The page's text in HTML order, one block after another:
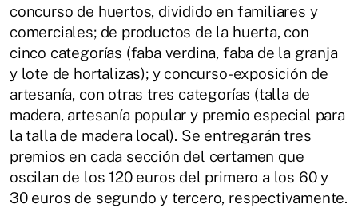
concurso de huertos, dividido en familiares y
comerciales; de productos de la huerta, con
cinco categorías (faba verdina, faba de la granja
y lote de hortalizas); y concurso-exposición de
artesanía, con otras tres categorías (talla de
madera, artesanía popular y premio especial para
la talla de madera local). Se entregarán tres
premios en cada sección del certamen que
oscilan de los 120 euros del primero a los 60 y
30 euros de segundo y tercero, respectivamente.